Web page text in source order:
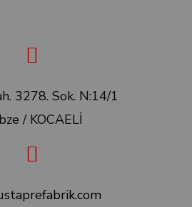
3278. Sok. N:14/1
/ KOCAELİ